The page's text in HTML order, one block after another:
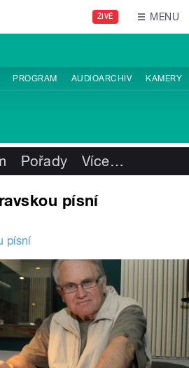
ŽIVĚ MENU
PROGRAM AUDIOARCHIV KAMERY
Pořady Více…
písní
písní